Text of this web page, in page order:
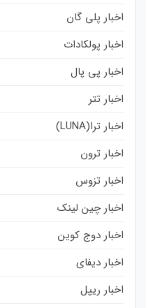
اخبار پلی گان
اخبار پولکادات
اخبار پی پال
اخبار تتر
اخبار ترا(LUNA)
اخبار ترون
اخبار تزوس
اخبار چین لینک
اخبار دوج کوین
اخبار دیفای
اخبار ریپل